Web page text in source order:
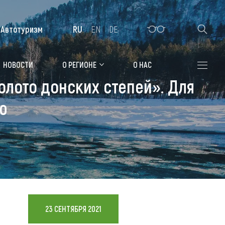
Алтайская зимовка
Где остановиться
Санатории
Гостиницы, отели
Коттеджи, базы
Сельские усадьбы
Мотели, придорожные отели
НОВОСТИ О РЕГИОНЕ О НАС
Автотуризм RU EN DE
донских степей». Для
23 СЕНТЯБРЯ 2021